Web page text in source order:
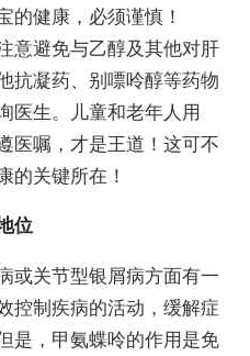
的健康，必须谨慎！
意避免与乙醇及其他对肝
抗凝药、别嘌呤醇等药物
医生。儿童和老年人用
医嘱，才是王道！这可不
的关键所在！
位
或关节型银屑病方面有一
控制疾病的活动，缓解症
是，甲氨蝶呤的作用是免